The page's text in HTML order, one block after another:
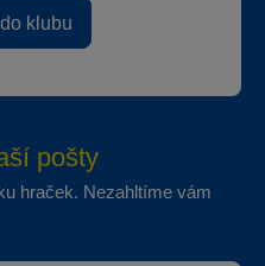
klubu
pošty
hraček. Nezahltíme vám